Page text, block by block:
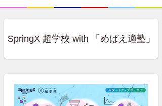
SpringX 超学校 with 「めばえ適塾」